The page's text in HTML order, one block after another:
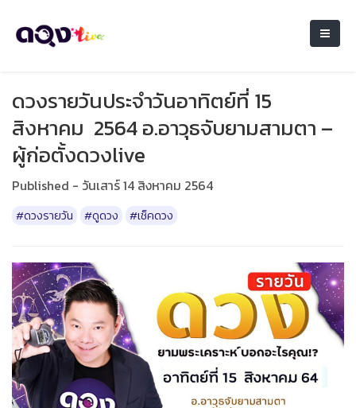
ดวงรายวันประจำวันอาทิตย์ที่ 15
สิงหาคม 2564 อ.อาวุธจับยามสามตา –
ผู้ก่อตั้งดวงlive
Published - วันเสาร์ 14 สิงหาคม 2564
#ดวงรายวัน #ดูดวง #เช็คดวง